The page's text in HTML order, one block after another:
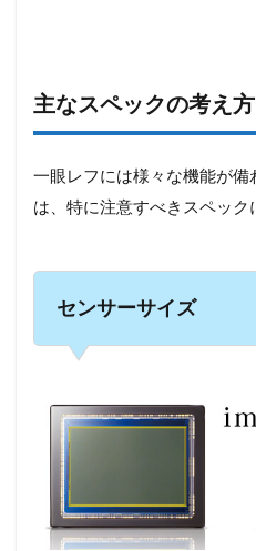
主なスペックの考え方
一眼レフには様々な機能が
は、特に注意すべきスペック
センサーサイズ